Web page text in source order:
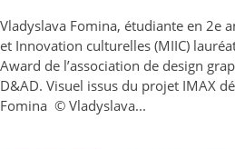
Vladyslava Fomina, étudiante en 2e
et Innovation culturelles (MIIC)
Award de l’association de design
D&AD. Visuel issus du projet IMAX
Fomina © Vladyslava...